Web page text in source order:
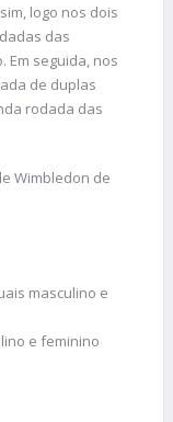
logo nos dois
das
Em seguida, nos
de duplas
rodada das
Wimbledon de
masculino e
e feminino